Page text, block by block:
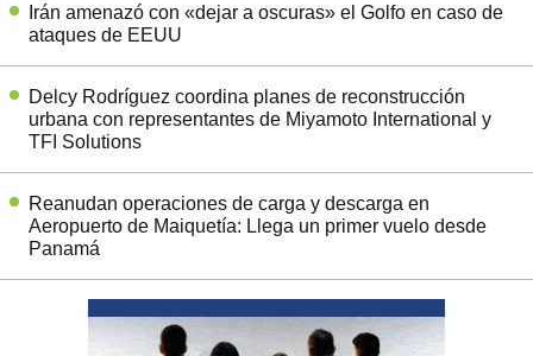
Irán amenazó con «dejar a oscuras» el Golfo en caso de
ataques de EEUU
Delcy Rodríguez coordina planes de reconstrucción
urbana con representantes de Miyamoto International y
TFI Solutions
Reanudan operaciones de carga y descarga en
Aeropuerto de Maiquetía: Llega un primer vuelo desde
Panamá